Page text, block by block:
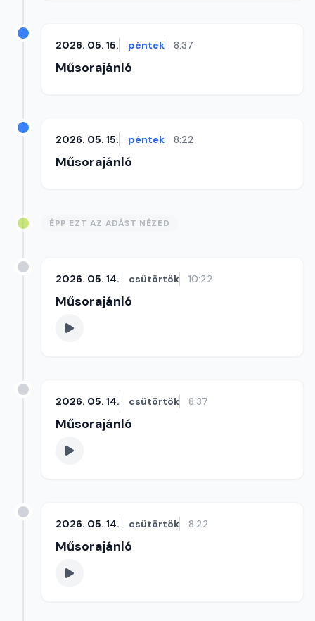
2026. 05. 15. péntek 8:37
Műsorajánló
2026. 05. 15. péntek 8:22
Műsorajánló
ÉPP EZT AZ ADÁST NÉZED
2026. 05. 14. csütörtök 10:22
Műsorajánló
2026. 05. 14. csütörtök 8:37
Műsorajánló
2026. 05. 14. csütörtök 8:22
Műsorajánló